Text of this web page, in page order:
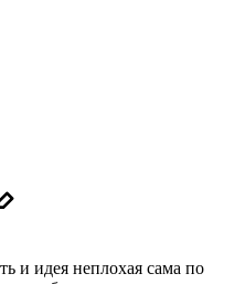
и идея неплохая сама по